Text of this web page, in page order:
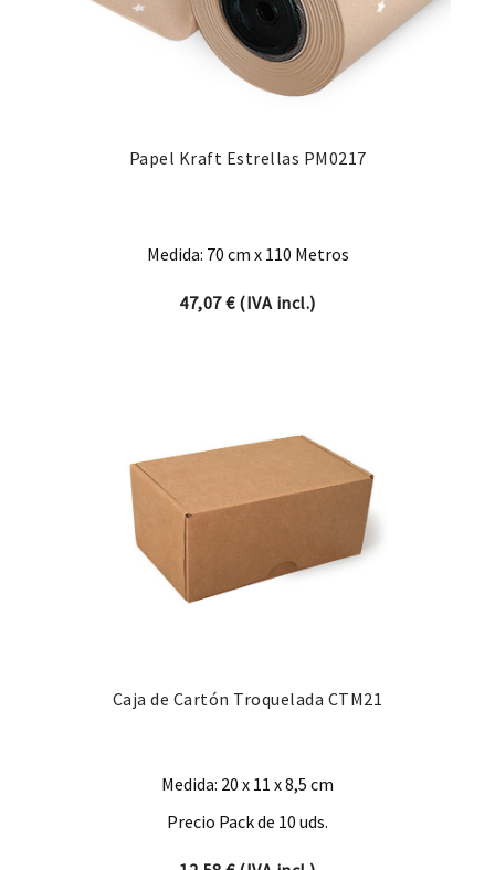
Papel Kraft Estrellas PM0217
Medida: 70 cm x 110 Metros
47,07€(IVA incl.)
Caja de Cartón Troquelada CTM21
Medida: 20 x 11 x 8,5 cm
Precio Pack de 10 uds.